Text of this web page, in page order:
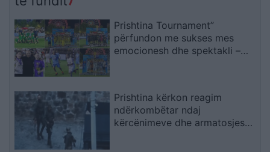
Prishtina Tournament”
përfundon me sukses mes
emocionesh dhe spektakli –
Prishtina kërkon reagim
ndërkombëtar ndaj
kërcënimeve dhe armatosjes